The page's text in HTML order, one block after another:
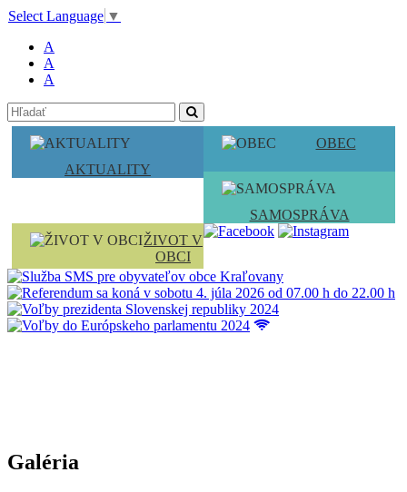
Select Language ▼
A
A
A
AKTUALITY
OBEC
SAMOSPRÁVA
ŽIVOT V
OBCI
Galéria